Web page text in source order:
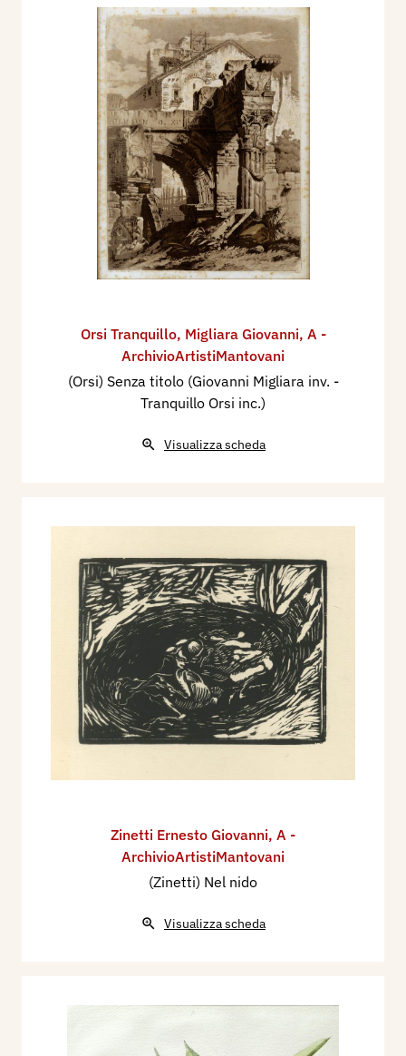
Orsi Tranquillo, Migliara Giovanni, A -
ArchivioArtistiMantovani
(Orsi) Senza titolo (Giovanni Migliara inv. -
Tranquillo Orsi inc.)
Visualizza scheda
Zinetti Ernesto Giovanni, A -
ArchivioArtistiMantovani
(Zinetti) Nel nido
Visualizza scheda